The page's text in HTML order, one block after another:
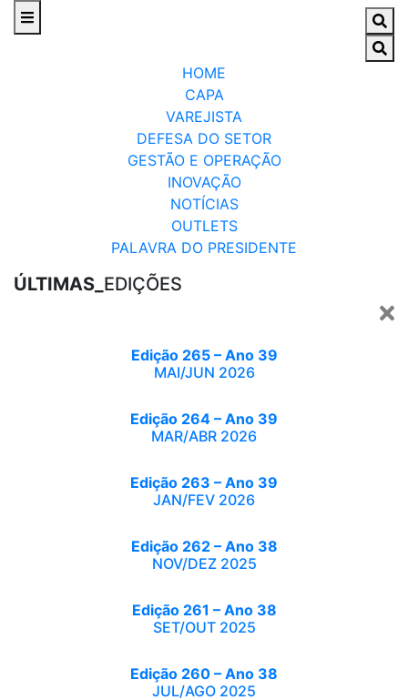
HOME
CAPA
VAREJISTA
DEFESA DO SETOR
GESTÃO E OPERAÇÃO
INOVAÇÃO
NOTÍCIAS
OUTLETS
PALAVRA DO PRESIDENTE
ÚLTIMAS_ EDIÇÕES
Edição 265 – Ano 39
MAI/JUN 2026
Edição 264 – Ano 39
MAR/ABR 2026
Edição 263 – Ano 39
JAN/FEV 2026
Edição 262 – Ano 38
NOV/DEZ 2025
Edição 261 – Ano 38
SET/OUT 2025
Edição 260 – Ano 38
JUL/AGO 2025